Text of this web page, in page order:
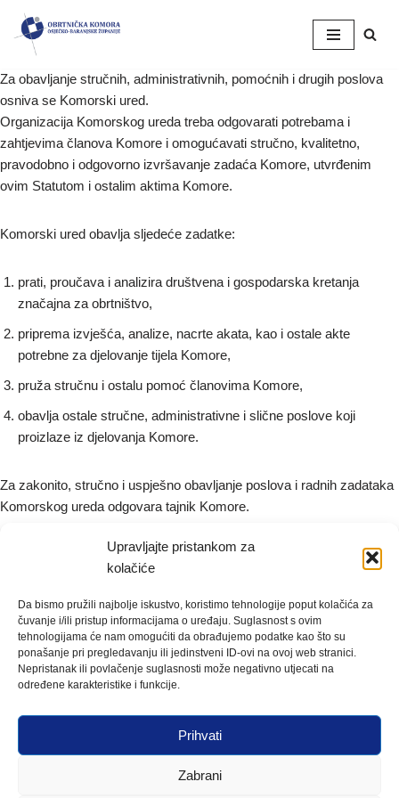
Upravljajte pristankom za
kolačiće
Da bismo pružili najbolje iskustvo, koristimo tehnologije poput kolačića za
čuvanje i/ili pristup informacijama o uređaju. Suglasnost s ovim
tehnologijama će nam omogućiti da obrađujemo podatke kao što su
ponašanje pri pregledavanju ili jedinstveni ID-ovi na ovoj web stranici.
Nepristanak ili povlačenje suglasnosti može negativno utjecati na
određene karakteristike i funkcije.
Prihvati
Zabrani
Skip
content
Za obavljanje stručnih, administrativnih, pomoćnih i drugih poslova
osniva se Komorski ured.
Organizacija Komorskog ureda treba odgovarati potrebama i
zahtjevima članova Komore i omogućavati stručno, kvalitetno,
pravodobno i odgovorno izvršavanje zadaća Komore, utvrđenim
ovim Statutom i ostalim aktima Komore.
Komorski ured obavlja sljedeće zadatke:
prati, proučava i analizira društvena i gospodarska kretanja
značajna za obrtništvo,
priprema izvješća, analize, nacrte akata, kao i ostale akte
potrebne za djelovanje tijela Komore,
pruža stručnu i ostalu pomoć članovima Komore,
obavlja ostale stručne, administrativne i slične poslove koji
proizlaze iz djelovanja Komore.
Za zakonito, stručno i uspješno obavljanje poslova i radnih zadataka
Komorskog ureda odgovara tajnik Komore.
Tajnik Komore odgovoran je za provođenje politike tijela Komore,
izvršavanje njihovih odluka, zaključaka i drugih akata.
Tajnik Komore organizira i usklađuje rad tijela Komore, rukovodi
radom Komorskog ureda u granicama svojih ovlasti, te obavlja i
druge poslove za koje ga zaduže i ovlaste tijela Komore.
Tajnik Komore je djelatnik s posebnim ovlastima u okviru djelatnosti
Tajnica Obrtničke komore Osječko-baranjske županije: Ivanka Janić,